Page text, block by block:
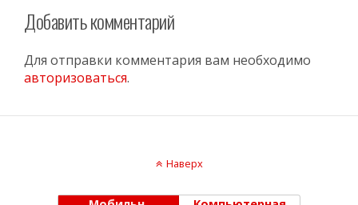
Добавить комментарий
Для отправки комментария вам необходимо
авторизоваться.
Наверх